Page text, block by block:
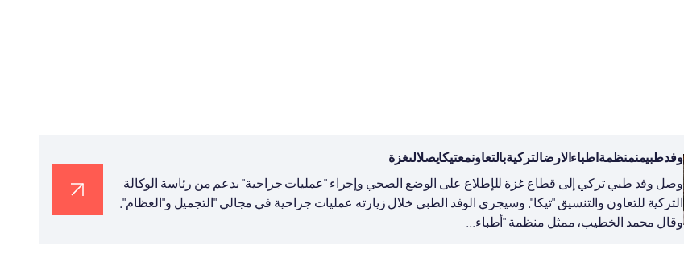
وفدطبيمنمنظمةاطباءالارضالتركيةبالتعاونمعتيكايصلالىغزة
وصل وفد طبي تركي إلى قطاع غزة للإطلاع على الوضع الصحي وإجراء "عمليات جراحية" بدعم من رئاسة الوكالة
التركية للتعاون والتنسيق "تيكا". وسيجري الوفد الطبي خلال زيارته عمليات جراحية في مجالي "التجميل و"العظام".
وقال محمد الخطيب، ممثل منظمة "أطباء...